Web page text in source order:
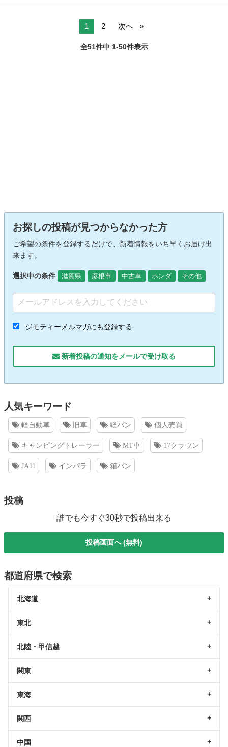
義変更預り金発生します。（登録確認後に返金します。） 高年式！28
1 2 次へ
全51件中 1-50件表示
お探しの投稿が見つからなかった方
ご希望の条件を登録するだけで、新着情報をいち早くお届け出
来ます。
選択中の条件 滋賀県 彦根市 中古車 ホンダ その他
ジモティーメルマガにも登録する
新着投稿の通知をメールで受け取る
人気キーワード
軽自動車 旧車 軽バン 個人売買
キャンピングトレーラー MT車 17クラウン
JA11 インパラ 箱バン
投稿
誰でも今すぐ30秒で投稿出来る
投稿画面へ (無料)
都道府県で検索
北海道
東北
北陸・甲信越
関東
東海
関西
中国